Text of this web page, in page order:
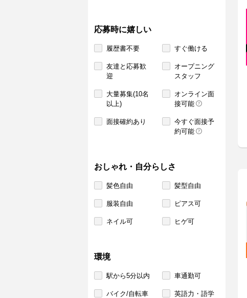
応募時に嬉しい
履歴書不要 すぐ働ける
友達と応募歓
迎
オープニング
スタッフ
大量募集(10名
以上)
オンライン面
接可能
面接確約あり
今すぐ面接予
約可能
おしゃれ・自分らしさ
髪色自由 髪型自由
服装自由 ピアス可
ネイル可 ヒゲ可
環境
駅から5分以内 車通勤可
バイク/自転車 英語力・語学